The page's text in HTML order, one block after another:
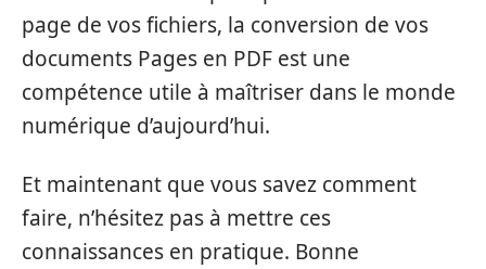
page de vos fichiers, la conversion de vos
documents Pages en PDF est une
compétence utile à maîtriser dans le monde
numérique d’aujourd’hui.
Et maintenant que vous savez comment
faire, n’hésitez pas à mettre ces
connaissances en pratique. Bonne